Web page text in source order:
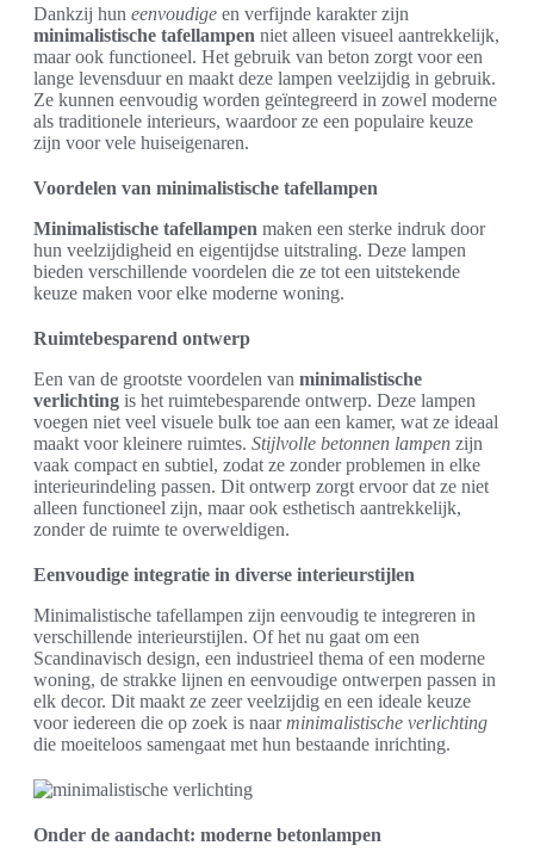
Dankzij hun eenvoudige en verfijnde karakter zijn
minimalistische tafellampen niet alleen visueel aantrekkelijk,
maar ook functioneel. Het gebruik van beton zorgt voor een
lange levensduur en maakt deze lampen veelzijdig in gebruik.
Ze kunnen eenvoudig worden geïntegreerd in zowel moderne
als traditionele interieurs, waardoor ze een populaire keuze
zijn voor vele huiseigenaren.
Voordelen van minimalistische tafellampen
Minimalistische tafellampen maken een sterke indruk door
hun veelzijdigheid en eigentijdse uitstraling. Deze lampen
bieden verschillende voordelen die ze tot een uitstekende
keuze maken voor elke moderne woning.
Ruimtebesparend ontwerp
Een van de grootste voordelen van minimalistische
verlichting is het ruimtebesparende ontwerp. Deze lampen
voegen niet veel visuele bulk toe aan een kamer, wat ze ideaal
maakt voor kleinere ruimtes. Stijlvolle betonnen lampen zijn
vaak compact en subtiel, zodat ze zonder problemen in elke
interieurindeling passen. Dit ontwerp zorgt ervoor dat ze niet
alleen functioneel zijn, maar ook esthetisch aantrekkelijk,
zonder de ruimte te overweldigen.
Eenvoudige integratie in diverse interieurstijlen
Minimalistische tafellampen zijn eenvoudig te integreren in
verschillende interieurstijlen. Of het nu gaat om een
Scandinavisch design, een industrieel thema of een moderne
woning, de strakke lijnen en eenvoudige ontwerpen passen in
elk decor. Dit maakt ze zeer veelzijdig en een ideale keuze
voor iedereen die op zoek is naarminimalistische verlichting
die moeiteloos samengaat met hun bestaande inrichting.
Onder de aandacht: moderne betonlampen